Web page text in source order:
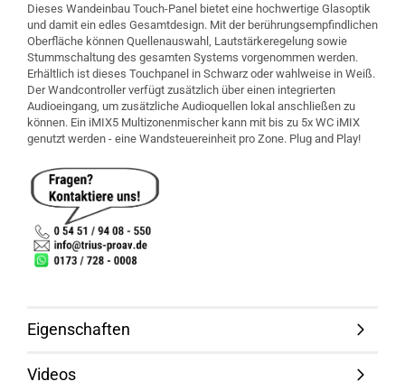
Dieses Wandeinbau Touch-Panel bietet eine hochwertige Glasoptik
und damit ein edles Gesamtdesign. Mit der berührungsempfindlichen
Oberfläche können Quellenauswahl, Lautstärkeregelung sowie
Stummschaltung des gesamten Systems vorgenommen werden.
Erhältlich ist dieses Touchpanel in Schwarz oder wahlweise in Weiß.
Der Wandcontroller verfügt zusätzlich über einen integrierten
Audioeingang, um zusätzliche Audioquellen lokal anschließen zu
können. Ein iMIX5 Multizonenmischer kann mit bis zu 5x WC iMIX
genutzt werden - eine Wandsteuereinheit pro Zone. Plug and Play!
Eigenschaften
Videos